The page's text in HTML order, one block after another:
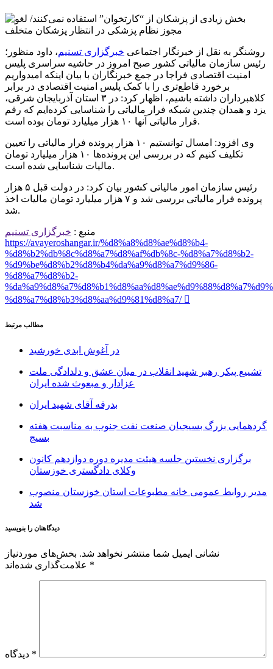
روشنگر به نقل از خبرنگار اجتماعی خبرگزاری تسنیم، داود منظور؛
رئیس سازمان مالیاتی کشور صبح امروز در حاشیه سراسری پلیس
امنیت اقتصادی فراجا در جمع خبرنگاران با بیان اینکه امیدواریم
برخورد قاطع‌تری را با کمک پلیس امنیت اقتصادی در برابر
کلاهبرداران داشته باشیم، اظهار کرد: در ۳ استان آذربایجان شرقی،
یزد و همدان چندین شبکه فرار مالیاتی را شناسایی کرده‌ایم که رقم
فرار مالیاتی آنها ۱۰ هزار میلیارد تومان بوده است.
وی افزود: امسال توانستیم ۱۰ هزار پرونده فرار مالیاتی را تعیین
تکلیف کنیم که در بررسی این پرونده‌ها ۱۰ هزار میلیارد تومان
مالیات شناسایی شده است.
رئیس سازمان امور مالیاتی کشور بیان کرد: در دولت قبل ۵ هزار
پرونده فرار مالیاتی بررسی شد و ۷ هزار میلیارد تومان مالیات اخذ
شد.
منبع : خبرگزاری تسنیم
https://avayeroshangar.ir/%d8%a8%d8%ae%d8%b4-
%d8%b2%db%8c%d8%a7%d8%af%db%8c-%d8%a7%d8%b2-
%d9%be%d8%b2%d8%b4%da%a9%d8%a7%d9%86-
%d8%a7%d8%b2-
%d8%a7%d8%b3%d8%aa%d9%81%d8%a7/
مطالب مرتبط
در آغوش ابدی خورشید
تشییع پیکر رهبر شهید انقلاب در میان عشق و دلدادگی ملت
عزادار و مبعوث شده ایران
بدرقه آقای شهید ایران
گردهمایی بزرگ بسیجیان صنعت نفت جنوب به مناسبت هفته
بسیج
برگزاری نخستین جلسه هیئت مدیره دوره دوازدهم کانون
وکلای دادگستری خوزستان
مدیر روابط عمومی خانه مطبوعات استان خوزستان منصوب
شد
دیدگاهتان را بنویسید
نشانی ایمیل شما منتشر نخواهد شد. بخش‌های موردنیاز
*
*